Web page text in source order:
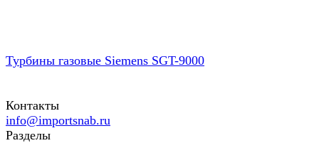
Турбины газовые Siemens SGT-9000
Контакты
info@importsnab.ru
Разделы